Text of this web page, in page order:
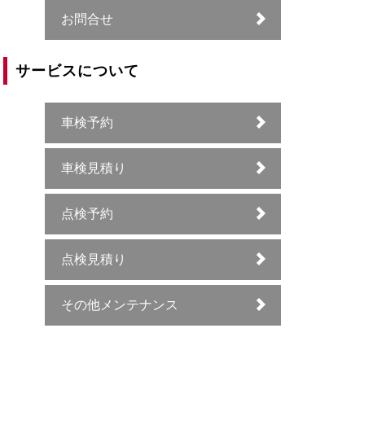
お問合せ
サービスについて
車検予約
車検見積り
点検予約
点検見積り
その他メンテナンス